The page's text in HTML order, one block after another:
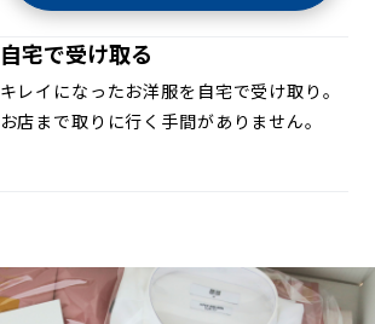
自宅で受け取る
キレイになったお洋服を自宅で受け取り。
お店まで取りに行く手間がありません。